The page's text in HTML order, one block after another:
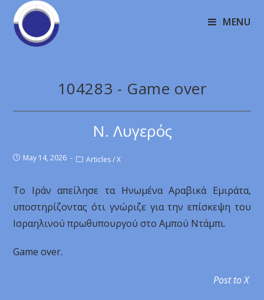
MENU
104283 - Game over
Ν. Λυγερός
May 14, 2026 Articles / X
Το Ιράν απείλησε τα Ηνωμένα Αραβικά Εμιράτα,
υποστηρίζοντας ότι γνώριζε για την επίσκεψη του
Ισραηλινού πρωθυπουργού στο Αμπού Ντάμπι.
Game over.
Post to X